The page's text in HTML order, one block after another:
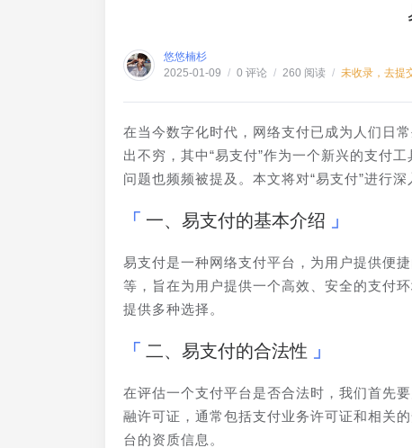
悠悠楠杉
2025-01-09 / 0 评论 / 260 阅读 / 未收录，去提
在当今数字化时代，网络支付已成为人们日
出不穷，其中“易支付”作为一个新兴的支付
问题也频频被提及。本文将对“易支付”进行
一、易支付的基本介绍
易支付是一种网络支付平台，为用户提供便
等，旨在为用户提供一个高效、安全的支付
提供多种选择。
二、易支付的合法性
在评估一个支付平台是否合法时，我们首先
融许可证，通常包括支付业务许可证和相关
台的资质信息。